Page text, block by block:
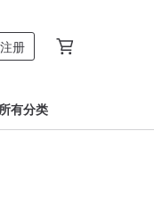
册
所有分类